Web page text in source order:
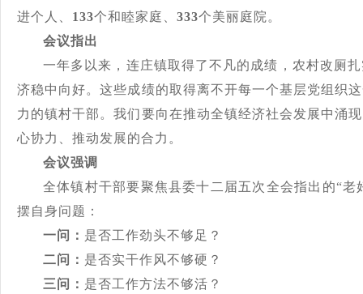
进个人、 133个和睦家庭、 333个美丽庭院。
会议指出
一年多以来，连庄镇取得了不凡的成绩，农村改厕
济稳中向好。这些成绩的取得离不开每一个基层党组织
力的镇村干部。我们要向在推动全镇经济社会发展中涌
心协力、推动发展的合力。
会议强调
全体镇村干部要聚焦县委十二届五次全会指出的“老
摆自身问题：
一问： 是否工作劲头不够足？
二问： 是否实干作风不够硬？
三问： 是否工作方法不够活？